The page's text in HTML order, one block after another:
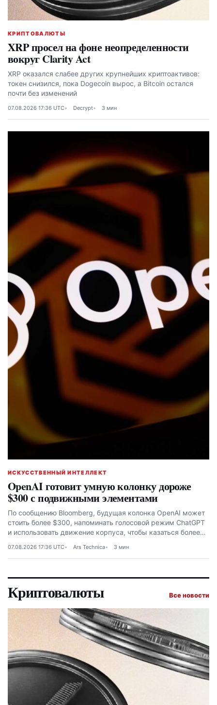
КРИПТОВАЛЮТЫ
XRP просел на фоне неопределенности
вокруг Clarity Act
XRP оказался слабее других крупнейших криптоактивов:
токен снизился, пока Dogecoin вырос, а Bitcoin остался
почти без изменений
07.08.2026 17:36 UTC Decrypt 3 мин
ИСКУССТВЕННЫЙ ИНТЕЛЛЕКТ
OpenAI готовит умную колонку дороже
$300 с подвижными элементами
По сообщению Bloomberg, будущая колонка OpenAI может
стоить более $300, напоминать голосовой режим ChatGPT
и использовать движение корпуса, чтобы казаться более
07.08.2026 17:36 UTC Ars Technica 3 мин
Криптовалюты Все новости